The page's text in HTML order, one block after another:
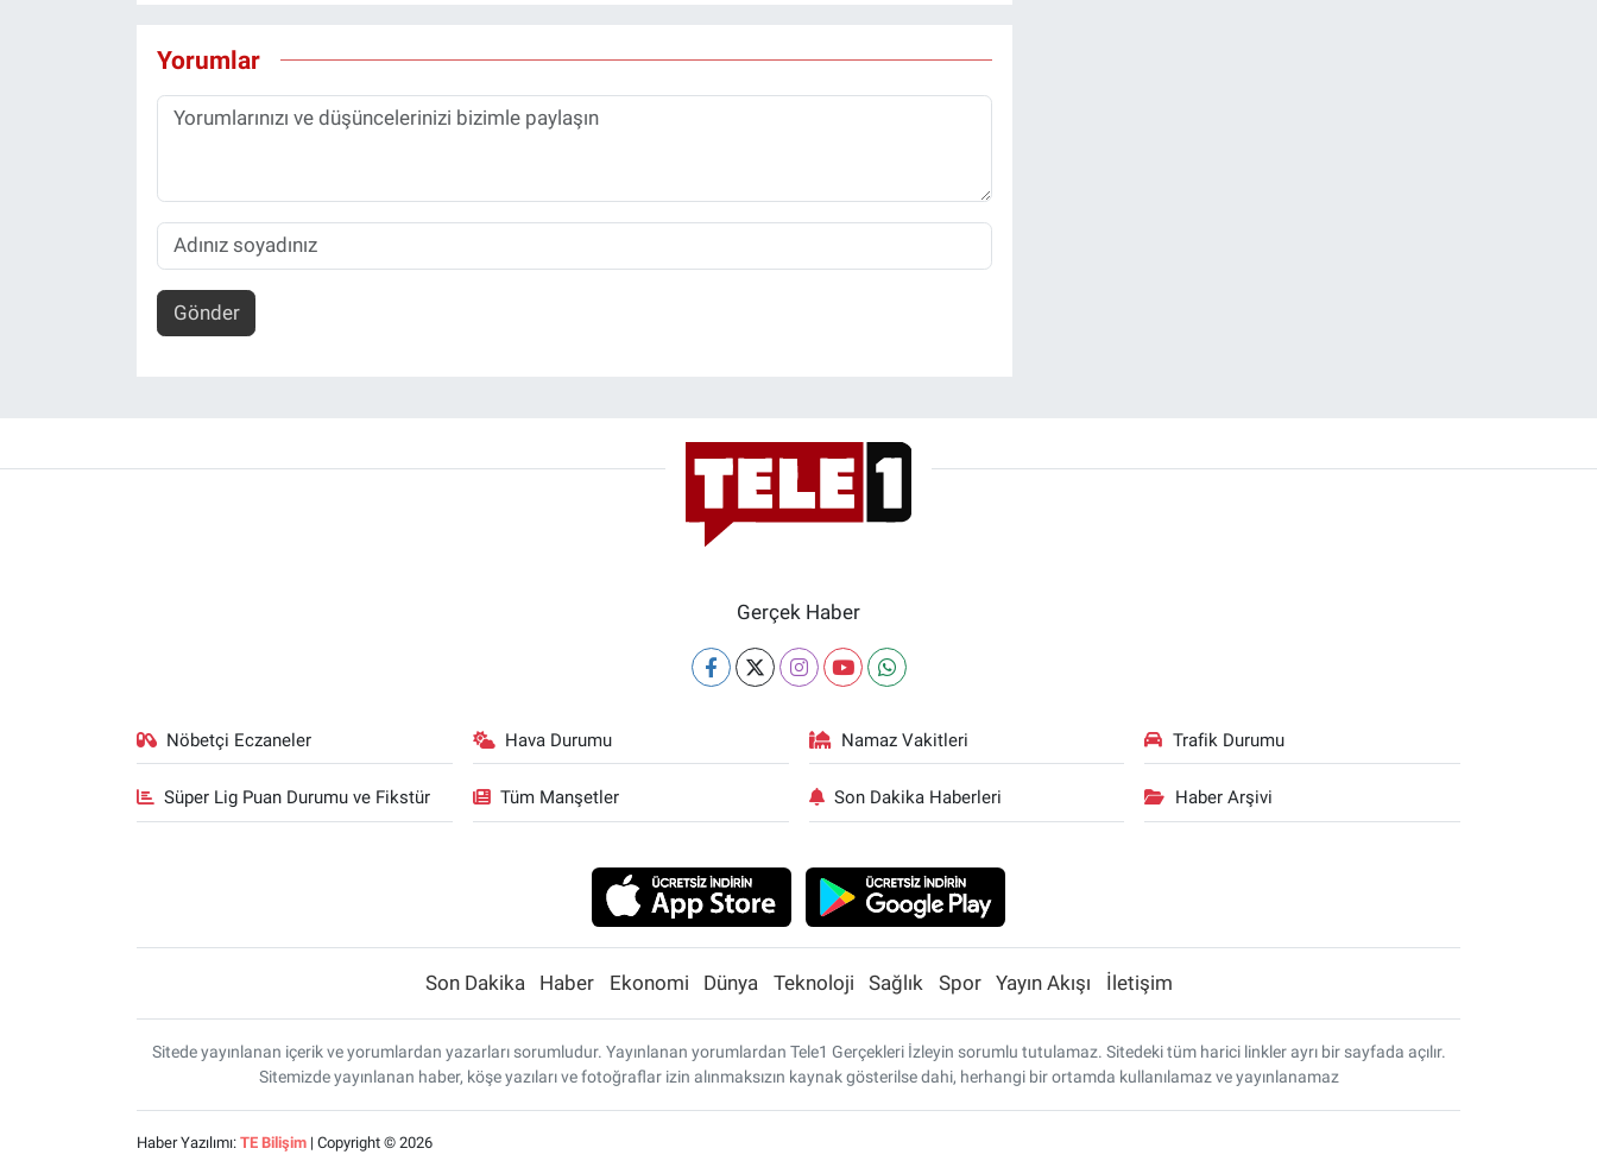
Yorumlar
Gönder
Gerçek Haber
Nöbetçi Eczaneler Hava Durumu Namaz Vakitleri Trafik Durumu
Süper Lig Puan Durumu ve Fikstür Tüm Manşetler Son Dakika Haberleri Haber Arşivi
Son Dakika Haber Ekonomi Dünya Teknoloji Sağlık Spor Yayın Akışı İletişim
Sitede yayınlanan içerik ve yorumlardan yazarları sorumludur. Yayınlanan yorumlardan Tele1 Gerçekleri İzleyin sorumlu tutulamaz. Sitedeki tüm harici linkler ayrı bir sayfada açılır.
Sitemizde yayınlanan haber, köşe yazıları ve fotoğraflar izin alınmaksızın kaynak gösterilse dahi, herhangi bir ortamda kullanılamaz ve yayınlanamaz
Haber Yazılımı: TE Bilişim| Copyright © 2026